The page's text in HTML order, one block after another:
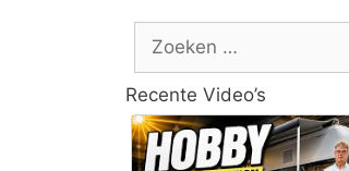
Zoek
Recente Video’s